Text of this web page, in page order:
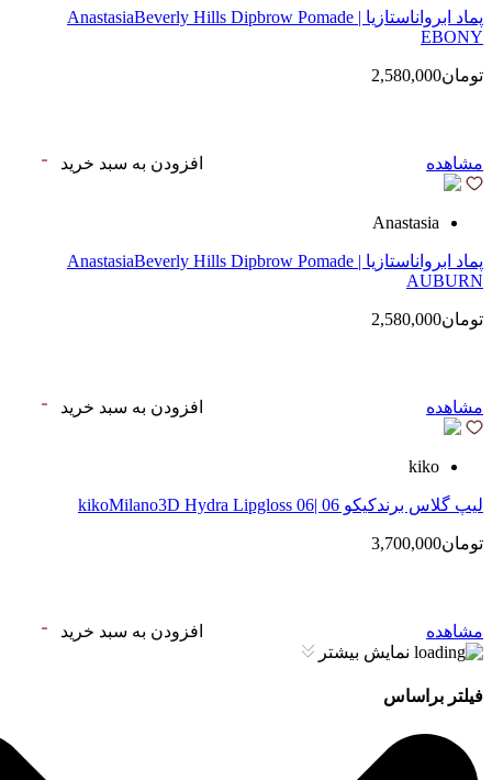
پماد ابرواناستازیا | AnastasiaBeverly Hills Dipbrow Pomade
EBONY
تومان2,580,000
مشاهده افزودن به سبد خرید
Anastasia
پماد ابرواناستازیا | AnastasiaBeverly Hills Dipbrow Pomade
AUBURN
تومان2,580,000
مشاهده افزودن به سبد خرید
kiko
لیپ گلاس‌ برندکیکو 06 |kikoMilano3D Hydra Lipgloss 06
تومان3,700,000
مشاهده
افزودن به سبد خرید
نمایش بیشتر
فیلتر براساس